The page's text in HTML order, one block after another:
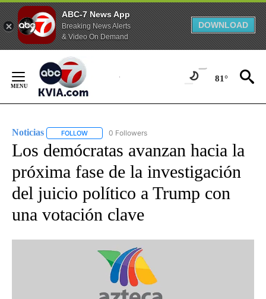
ABC-7 News App
Breaking News Alerts
& Video On Demand
DOWNLOAD
Content
81°
Noticias FOLLOW FOLLOW "NOTICIAS" TO RECEIVE NOTIFICATIONS
0 Followers
Los demócratas avanzan hacia la
próxima fase de la investigación
del juicio político a Trump con
una votación clave